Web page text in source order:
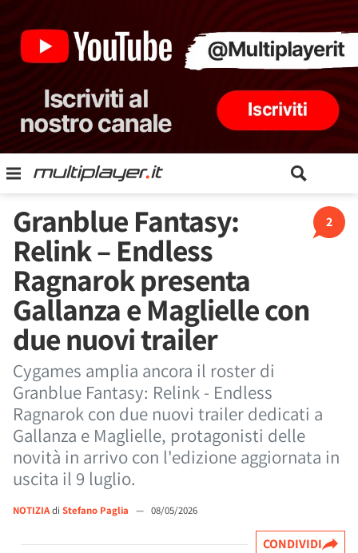
2
Granblue Fantasy:
Relink – Endless
Ragnarok presenta
Gallanza e Maglielle con
due nuovi trailer
Cygames amplia ancora il roster di
Granblue Fantasy: Relink - Endless
Ragnarok con due nuovi trailer dedicati a
Gallanza e Maglielle, protagonisti delle
novità in arrivo con l'edizione aggiornata in
uscita il 9 luglio.
NOTIZIAdi Stefano Paglia — 08/05/2026
CONDIVIDI